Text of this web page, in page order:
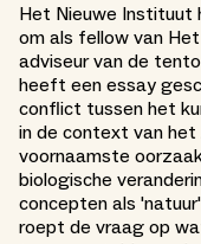
Het Nieuwe Instituut
om als fellow van
adviseur van de
heeft een essay
conflict tussen het
in de context van het
voornaamste
biologische
concepten als
roept de vraag op